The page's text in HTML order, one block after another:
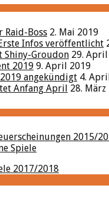
Raid-Boss 2. Mai 2019
Infos veröffentlicht
Shiny-Groudon 29.
2019 9. April 2019
2019 angekündigt 4.
Anfang April 28. März